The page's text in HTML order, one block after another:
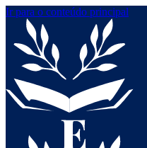
Ir para o conteúdo principal